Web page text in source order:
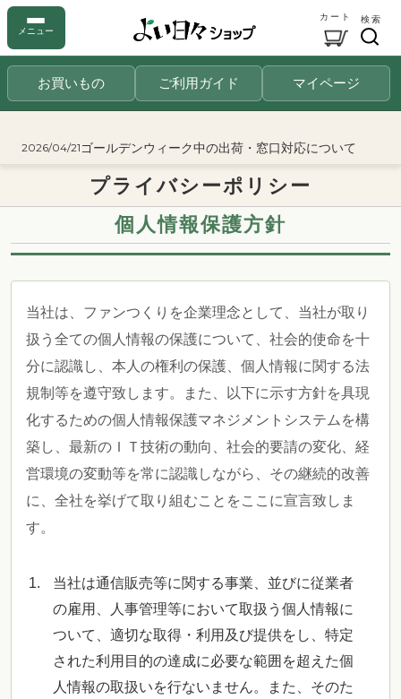
メニュー
カート 検索
お買いもの ご利用ガイド マイページ
2026/04/21 ゴールデンウィーク中の出荷・窓口対応について
プライバシーポリシー
個人情報保護方針
当社は、ファンつくりを企業理念として、当社が取り
扱う全ての個人情報の保護について、社会的使命を十
分に認識し、本人の権利の保護、個人情報に関する法
規制等を遵守致します。また、以下に示す方針を具現
化するための個人情報保護マネジメントシステムを構
築し、最新のＩＴ技術の動向、社会的要請の変化、経
営環境の変動等を常に認識しながら、その継続的改善
に、全社を挙げて取り組むことをここに宣言致しま
す。
当社は通信販売等に関する事業、並びに従業者
の雇用、人事管理等において取扱う個人情報に
ついて、適切な取得・利用及び提供をし、特定
された利用目的の達成に必要な範囲を超えた個
人情報の取扱いを行ないません。また、そのた